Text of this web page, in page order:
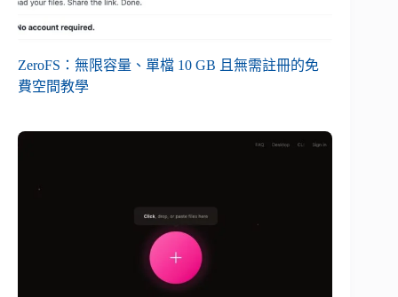
ZeroFS：無限容量、單檔 10 GB 且無需註冊的免
費空間教學